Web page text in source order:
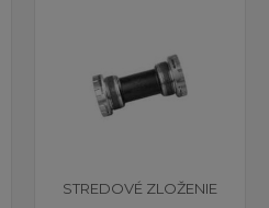
STREDOVÉ ZLOŽENIE